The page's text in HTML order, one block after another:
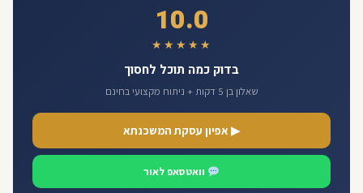
10.0
★★★★★
בדוק כמה תוכל לחסוך
שאלון בן 5 דקות + ניתוח מקצועי בחינם
▶ אפיון עסקת המשכנתא
וואטסאפ לאור